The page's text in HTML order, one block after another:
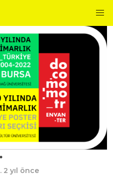
. 2 yıl önce